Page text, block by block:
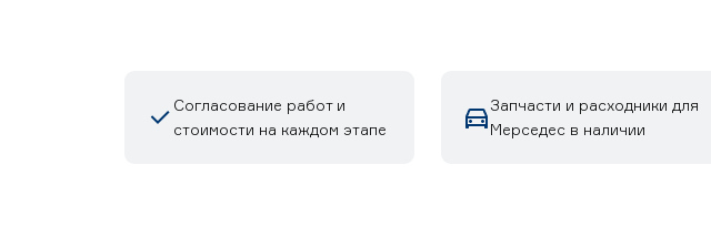
Согласование работ и
стоимости на каждом этапе
Запчасти и расходники для
Мерседес в наличии